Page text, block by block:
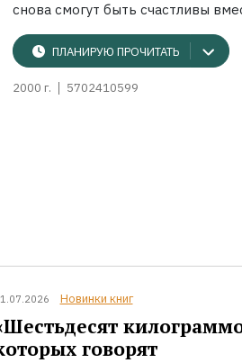
снова смогут быть счастливы
ПЛАНИРУЮ ПРОЧИТАТЬ
2000 г. 5702410599
Новинки книг
говорят